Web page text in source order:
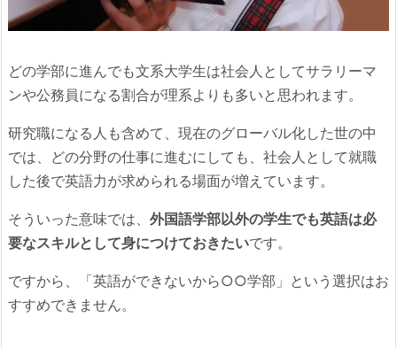
どの学部に進んでも文系大学生は社会人としてサラリーマ
ンや公務員になる割合が理系よりも多いと思われます。
研究職になる人も含めて、現在のグローバル化した世の中
では、どの分野の仕事に進むにしても、社会人として就職
した後で英語力が求められる場面が増えています。
そういった意味では、 外国語学部以外の学生でも英語は必
要なスキルとして身につけておきたいです。
ですから、「英語ができないから○○学部」という選択はお
すすめできません。